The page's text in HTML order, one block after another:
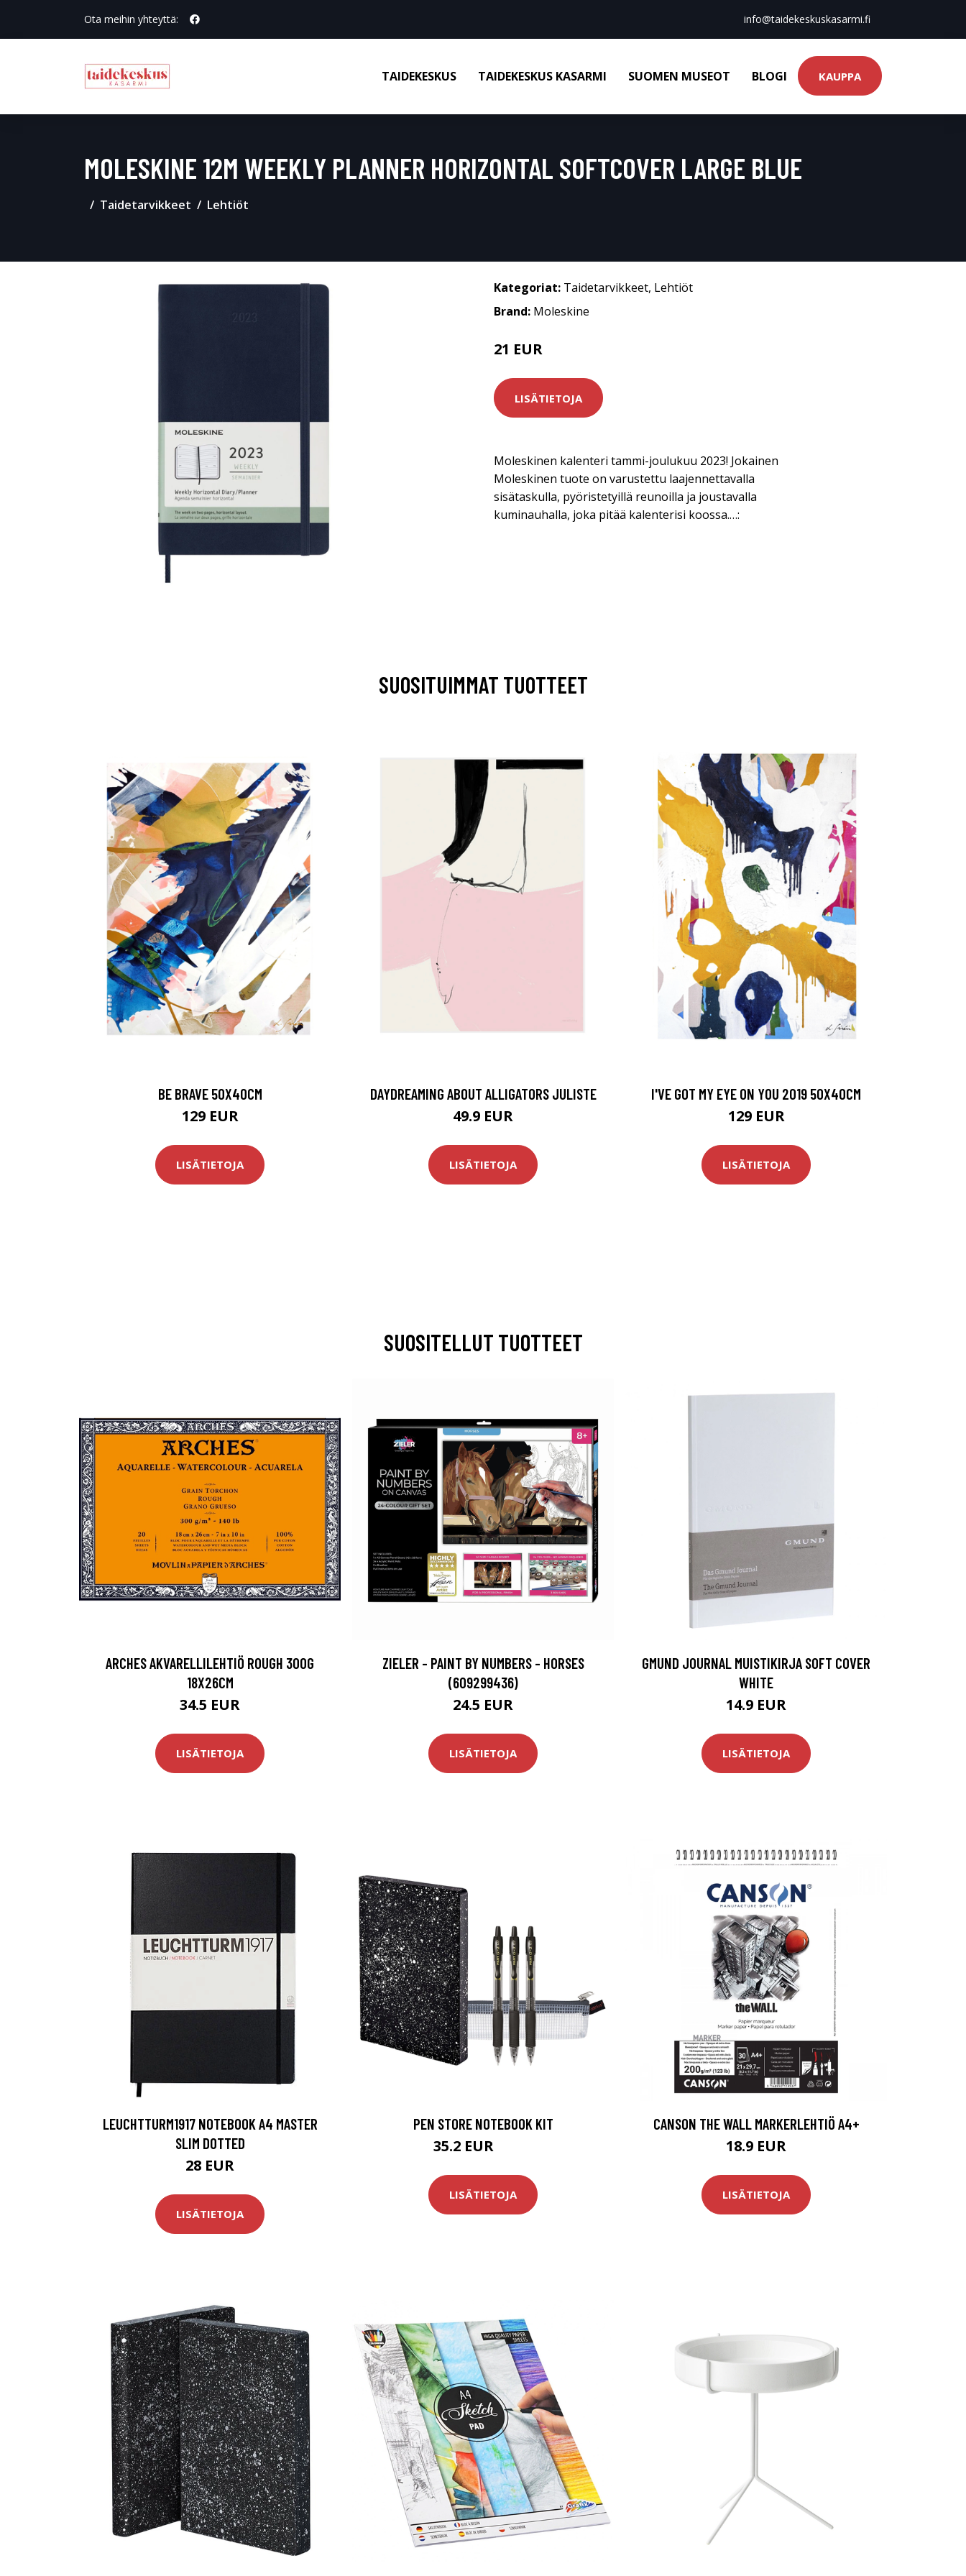
Ota meihin yhteyttä: info@taidekeskuskasarmi.fi
TAIDEKESKUS TAIDEKESKUS KASARMI SUOMEN MUSEOT BLOGI KAUPPA
MOLESKINE 12M WEEKLY PLANNER HORIZONTAL SOFTCOVER LARGE BLUE
Taidetarvikkeet Lehtiöt
Kategoriat: Taidetarvikkeet, Lehtiöt
Brand: Moleskine
21 EUR
LISÄTIETOJA
Moleskinen kalenteri tammi-joulukuu 2023! Jokainen
Moleskinen tuote on varustettu laajennettavalla
sisätaskulla, pyöristetyillä reunoilla ja joustavalla
kuminauhalla, joka pitää kalenterisi koossa.…:
SUOSITUIMMAT TUOTTEET
BE BRAVE 50X40CM
129 EUR
LISÄTIETOJA
DAYDREAMING ABOUT ALLIGATORS JULISTE
49.9 EUR
LISÄTIETOJA
I'VE GOT MY EYE ON YOU 2019 50X40CM
129 EUR
LISÄTIETOJA
SUOSITELLUT TUOTTEET
ARCHES AKVARELLILEHTIÖ ROUGH 300G
18X26CM
34.5 EUR
LISÄTIETOJA
ZIELER - PAINT BY NUMBERS - HORSES
(609299436)
24.5 EUR
LISÄTIETOJA
GMUND JOURNAL MUISTIKIRJA SOFT COVER
WHITE
14.9 EUR
LISÄTIETOJA
LEUCHTTURM1917 NOTEBOOK A4 MASTER
SLIM DOTTED
28 EUR
LISÄTIETOJA
PEN STORE NOTEBOOK KIT
35.2 EUR
LISÄTIETOJA
CANSON THE WALL MARKERLEHTIÖ A4+
18.9 EUR
LISÄTIETOJA